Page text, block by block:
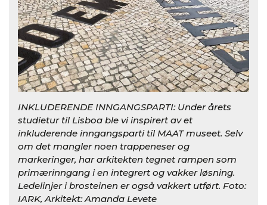
INKLUDERENDE INNGANGSPARTI: Under årets
studietur til Lisboa ble vi inspirert av et
inkluderende inngangsparti til MAAT museet. Selv
om det mangler noen trappeneser og
markeringer, har arkitekten tegnet rampen som
primærinngang i en integrert og vakker løsning.
Ledelinjer i brosteinen er også vakkert utført. Foto:
IARK, Arkitekt: Amanda Levete